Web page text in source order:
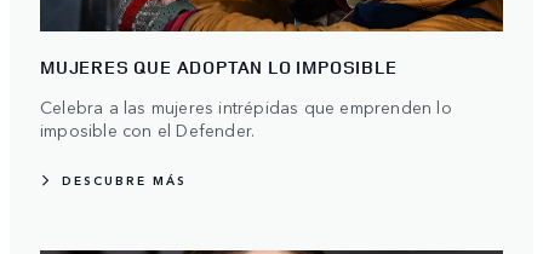
MUJERES QUE ADOPTAN LO IMPOSIBLE
Celebra a las mujeres intrépidas que emprenden lo
imposible con el Defender.
DESCUBRE MÁS